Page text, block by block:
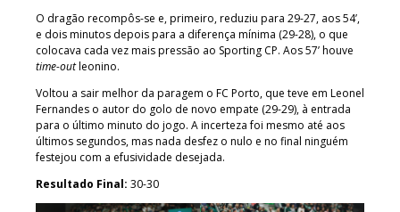
O dragão recompôs-se e, primeiro, reduziu para 29-27, aos 54’,
e dois minutos depois para a diferença mínima (29-28), o que
colocava cada vez mais pressão ao Sporting CP. Aos 57’ houve
time-outleonino.
Voltou a sair melhor da paragem o FC Porto, que teve em Leonel
Fernandes o autor do golo de novo empate (29-29), à entrada
para o último minuto do jogo. A incerteza foi mesmo até aos
últimos segundos, mas nada desfez o nulo e no final ninguém
festejou com a efusividade desejada.
Resultado Final: 30-30